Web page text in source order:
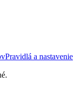
Pravidlá a nastavenie